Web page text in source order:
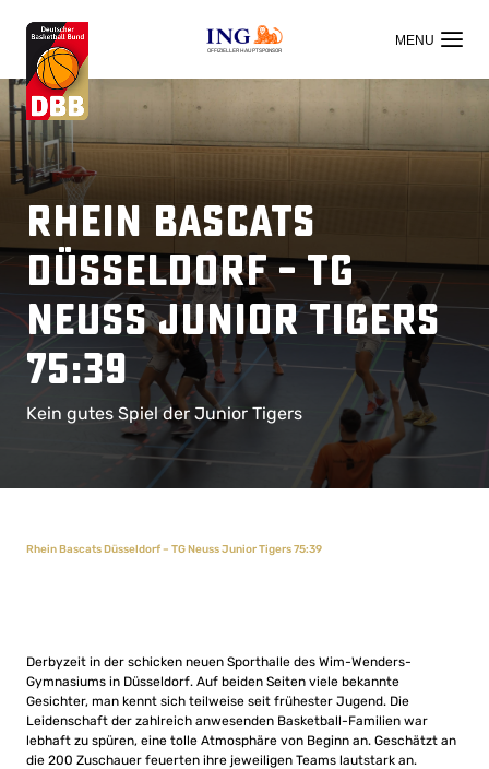
OFFIZIELLER HAUPTSPONSOR
Rhein Bascats
Düsseldorf – TG
Neuss Junior Tigers
75:39
Kein gutes Spiel der Junior Tigers
Rhein Bascats Düsseldorf – TG Neuss Junior Tigers 75:39
Derbyzeit in der schicken neuen Sporthalle des Wim-Wenders-
Gymnasiums in Düsseldorf. Auf beiden Seiten viele bekannte
Gesichter, man kennt sich teilweise seit frühester Jugend. Die
Leidenschaft der zahlreich anwesenden Basketball-Familien war
lebhaft zu spüren, eine tolle Atmosphäre von Beginn an. Geschätzt an
die 200 Zuschauer feuerten ihre jeweiligen Teams lautstark an.